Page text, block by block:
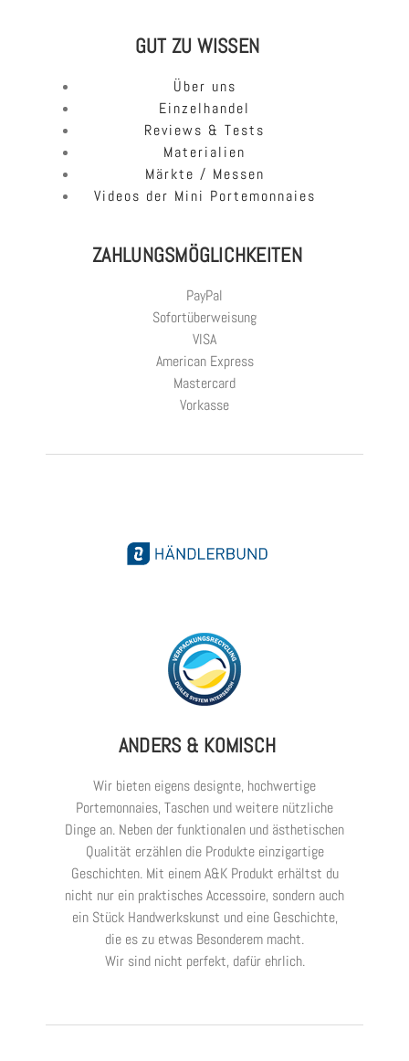
GUT ZU WISSEN
Über uns
Einzelhandel
Reviews & Tests
Materialien
Märkte / Messen
Videos der Mini Portemonnaies
ZAHLUNGSMÖGLICHKEITEN
PayPal
Sofortüberweisung
VISA
American Express
Mastercard
Vorkasse
ANDERS & KOMISCH
Wir bieten eigens designte, hochwertige
Portemonnaies, Taschen und weitere nützliche
Dinge an. Neben der funktionalen und ästhetischen
Qualität erzählen die Produkte einzigartige
Geschichten. Mit einem A&K Produkt erhältst du
nicht nur ein praktisches Accessoire, sondern auch
ein Stück Handwerkskunst und eine Geschichte,
die es zu etwas Besonderem macht.
Wir sind nicht perfekt, dafür ehrlich.